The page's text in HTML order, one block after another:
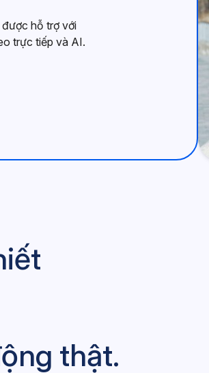
hỗ trợ với
trực tiếp và AI.
thật.